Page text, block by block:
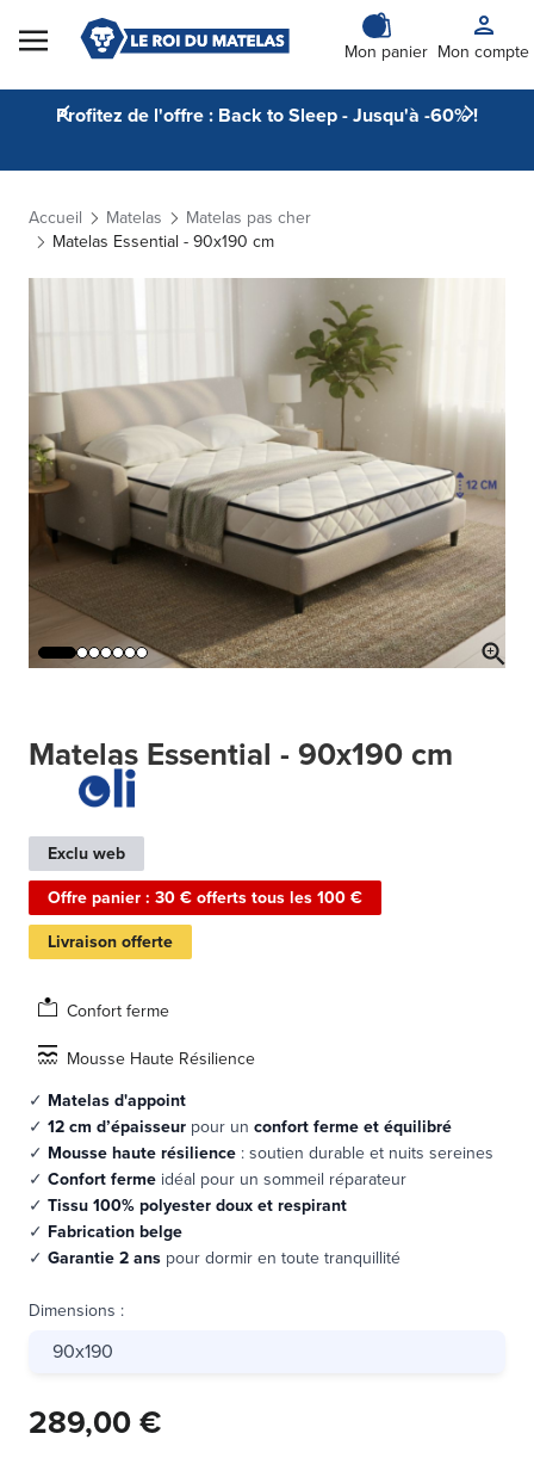
Skip to Content
Mon panier Mon compte
Profitez de l'offre : Back to Sleep - Jusqu'à -60% !
Accueil Matelas
Matelas pas cher
Matelas Essential - 90x190 cm
Matelas Essential - 90x190 cm
Exclu web
Offre panier : 30 € offerts tous les 100 €
Livraison offerte
Confort ferme
Mousse Haute Résilience
✓ Matelas d'appoint
✓ 12 cm d’épaisseur pour un confort ferme et équilibré
✓ Mousse haute résilience : soutien durable et nuits sereines
✓ Confort ferme idéal pour un sommeil réparateur
✓ Tissu 100% polyester doux et respirant
✓ Fabrication belge
✓ Garantie 2 ans pour dormir en toute tranquillité
Dimensions :
90x190
289,00 €